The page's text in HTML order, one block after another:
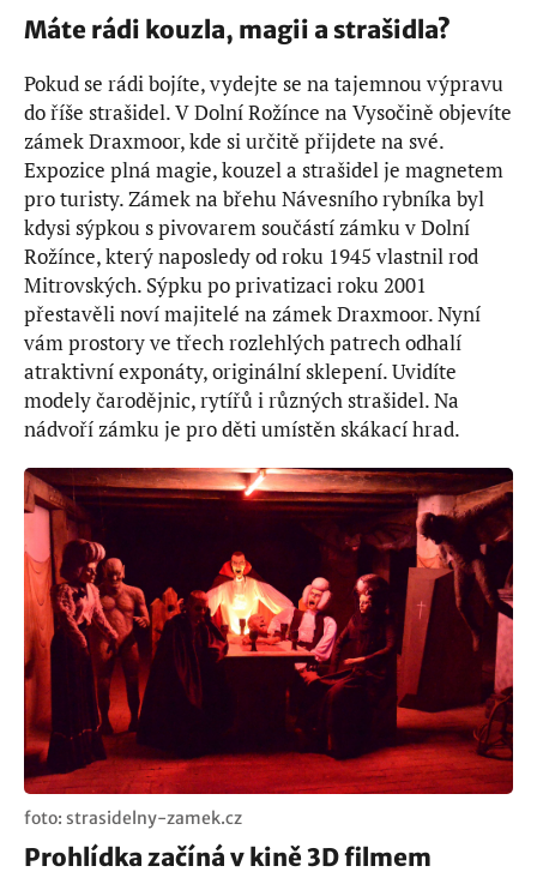
Máte rádi kouzla, magii a strašidla?
Pokud se rádi bojíte, vydejte se na tajemnou výpravu
do říše strašidel. V Dolní Rožínce na Vysočině objevíte
zámek Draxmoor, kde si určitě přijdete na své.
Expozice plná magie, kouzel a strašidel je magnetem
pro turisty. Zámek na břehu Návesního rybníka byl
kdysi sýpkou s pivovarem součástí zámku v Dolní
Rožínce, který naposledy od roku 1945 vlastnil rod
Mitrovských. Sýpku po privatizaci roku 2001
přestavěli noví majitelé na zámek Draxmoor. Nyní
vám prostory ve třech rozlehlých patrech odhalí
atraktivní exponáty, originální sklepení. Uvidíte
modely čarodějnic, rytířů i různých strašidel. Na
nádvoří zámku je pro děti umístěn skákací hrad.
foto: strasidelny-zamek.cz
Prohlídka začíná v kině 3D filmem